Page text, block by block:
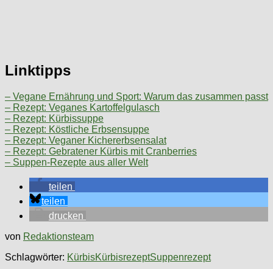
Linktipps
– Vegane Ernährung und Sport: Warum das zusammen passt
– Rezept: Veganes Kartoffelgulasch
– Rezept: Kürbissuppe
– Rezept: Köstliche Erbsensuppe
– Rezept: Veganer Kichererbsensalat
– Rezept: Gebratener Kürbis mit Cranberries
– Suppen-Rezepte aus aller Welt
teilen
teilen
drucken
von Redaktionsteam
Schlagwörter: KürbisKürbisrezeptSuppenrezept